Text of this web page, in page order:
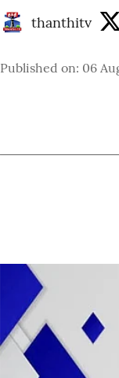
thanthitv
Published on: 06